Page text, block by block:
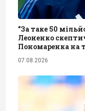
"За таке 50
Леоненко
Пономаренка на
07.08.2026